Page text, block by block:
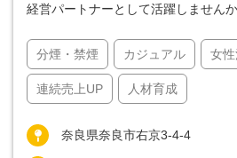
経営パートナーとして活躍しません
分煙・禁煙 カジュアル 女
連続売上UP 人材育成
奈良県奈良市右京3-4-4